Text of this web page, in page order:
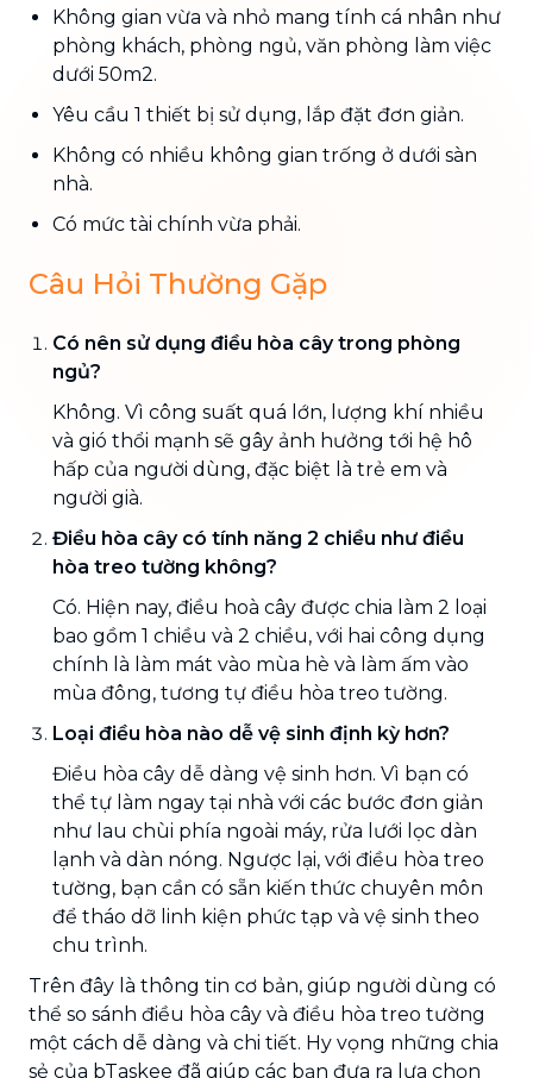
Không gian vừa và nhỏ mang tính cá nhân như
phòng khách, phòng ngủ, văn phòng làm việc
dưới 50m2.
Yêu cầu 1 thiết bị sử dụng, lắp đặt đơn giản.
Không có nhiều không gian trống ở dưới sàn
nhà.
Có mức tài chính vừa phải.
Câu Hỏi Thường Gặp
Có nên sử dụng điều hòa cây trong phòng
ngủ?
Không. Vì công suất quá lớn, lượng khí nhiều
và gió thổi mạnh sẽ gây ảnh hưởng tới hệ hô
hấp của người dùng, đặc biệt là trẻ em và
người già.
Điều hòa cây có tính năng 2 chiều như điều
hòa treo tường không?
Có. Hiện nay, điều hoà cây được chia làm 2 loại
bao gồm 1 chiều và 2 chiều, với hai công dụng
chính là làm mát vào mùa hè và làm ấm vào
mùa đông, tương tự điều hòa treo tường.
Loại điều hòa nào dễ vệ sinh định kỳ hơn?
Điều hòa cây dễ dàng vệ sinh hơn. Vì bạn có
thể tự làm ngay tại nhà với các bước đơn giản
như lau chùi phía ngoài máy, rửa lưới lọc dàn
lạnh và dàn nóng. Ngược lại, với điều hòa treo
tường, bạn cần có sẵn kiến thức chuyên môn
để tháo dỡ linh kiện phức tạp và vệ sinh theo
chu trình.
Trên đây là thông tin cơ bản, giúp người dùng có
thể so sánh điều hòa cây và điều hòa treo tường
một cách dễ dàng và chi tiết. Hy vọng những chia
sẻ của bTaskee đã giúp các bạn đưa ra lựa chọn